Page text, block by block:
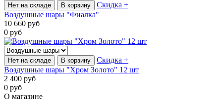
Нет на складе В корзину
Скидка +
Воздушные шары "Фиалка"
10 660 руб
0 руб
Нет на складе В корзину
Скидка +
Воздушные шары "Хром Золото" 12 шт
2 400 руб
0 руб
О магазине